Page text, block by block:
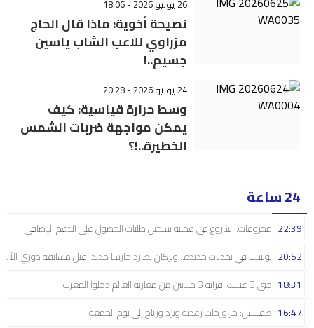
26 يونيو 2026 - 18:06
نصيحة أخوية: ماذا قال الحاج
مزراوي للاعب الشاب ياسين
جسيم..!
24 يونيو 2026 - 20:28
وسط حرارة قياسية: كيف
يمكن مواجهة ضربات الشمس
الخطيرة..!؟
24 ساعة
محروقات: الشروع في عملية تسجيل طلبات الحصول على الدعم الإضافي 22:39
بوبيستا في تحديات جديدة.. وبركان يطارد حارسا جديدا قبل مسابقة دوري 20:52
حتى 3 غشت: قرابة 3 ملايين من مغاربة العالم دخلوا المغرب 18:31
طقـــس: حر وزخات رعدية وبرَد ورياح إلى يوم الجمعة 16:47